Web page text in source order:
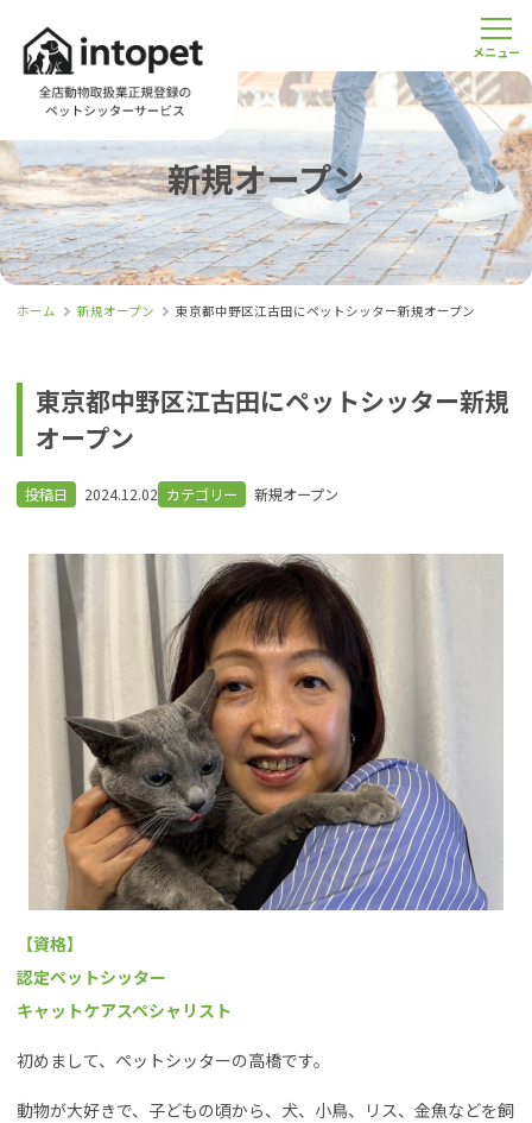
新規オープン
ホーム 新規オープン 東京都中野区江古田にペットシッター新規オープン
東京都中野区江古田にペットシッター新規
オープン
投稿日 2024.12.02 カテゴリー 新規オープン
【資格】
認定ペットシッター
キャットケアスペシャリスト
初めまして、ペットシッターの高橋です。
動物が大好きで、子どもの頃から、犬、小鳥、リス、金魚などを飼